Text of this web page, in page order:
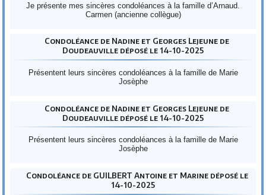
Je présente mes sincères condoléances à la famille d’Arnaud.
Carmen (ancienne collègue)
Condoléance de Nadine et Georges Lejeune de
Doudeauville déposé le 14-10-2025
Présentent leurs sincères condoléances à la famille de Marie
Josèphe
Condoléance de Nadine et Georges Lejeune de
Doudeauville déposé le 14-10-2025
Présentent leurs sincères condoléances à la famille de Marie
Josèphe
Condoléance de GUILBERT Antoine et Marine déposé le
14-10-2025